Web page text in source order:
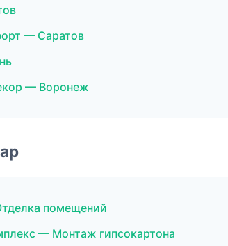
— Саратов
— Воронеж
помещений
— Монтаж гипсокартона